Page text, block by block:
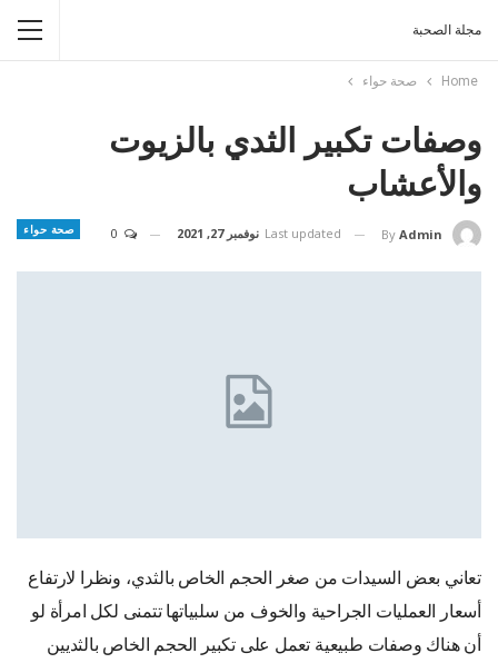
مجلة الصحبة
Home صحة حواء
وصفات تكبير الثدي بالزيوت
والأعشاب
صحة حواء By Admin
Last updated نوفمبر 27, 2021
تعاني بعض السيدات من صغر الحجم الخاص بالثدي، ونظرا لارتفاع
أسعار العمليات الجراحية والخوف من سلبياتها تتمنى لكل امرأة لو
أن هناك وصفات طبيعية تعمل على تكبير الحجم الخاص بالثديين